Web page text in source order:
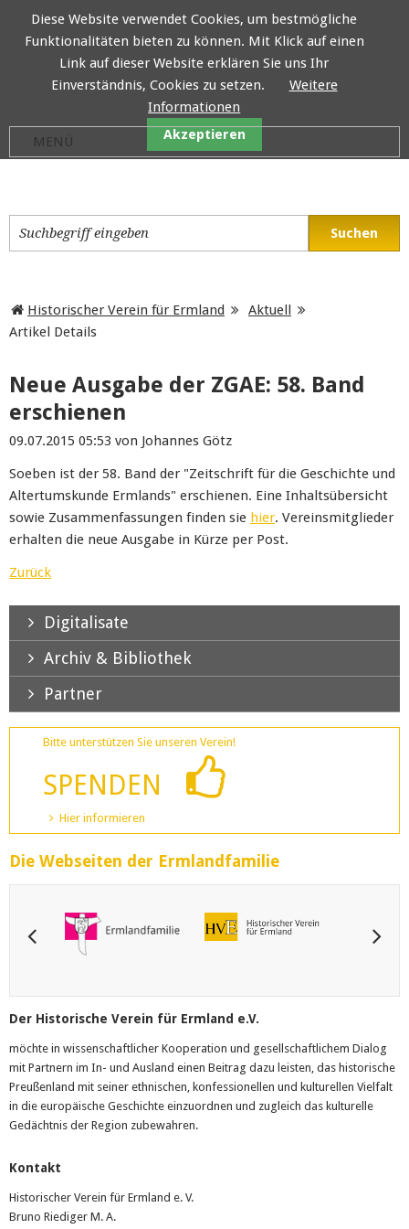
Historischer Verein für Ermland
Aktuell
Artikel Details
Neue Ausgabe der ZGAE: 58. Band
erschienen
09.07.2015 05:53 von Johannes Götz
Soeben ist der 58. Band der "Zeitschrift für die Geschichte und
Altertumskunde Ermlands" erschienen. Eine Inhaltsübersicht
sowie Zusammenfassungen finden sie hier. Vereinsmitglieder
erhalten die neue Ausgabe in Kürze per Post.
Zurück
Digitalisate
Archiv & Bibliothek
Partner
Bitte unterstützen Sie unseren Verein!
SPENDEN
Hier informieren
Die Webseiten der Ermlandfamilie
Der Historische Verein für Ermland e.V.
möchte in wissenschaftlicher Kooperation und gesellschaftlichem Dialog
mit Partnern im In- und Ausland einen Beitrag dazu leisten, das historische
Preußenland mit seiner ethnischen, konfessionellen und kulturellen Vielfalt
in die europäische Geschichte einzuordnen und zugleich das kulturelle
Gedächtnis der Region zubewahren.
Kontakt
Historischer Verein für Ermland e. V.
Bruno Riediger M. A.
Diese Website verwendet Cookies, um bestmögliche
Funktionalitäten bieten zu können. Mit Klick auf einen
Link auf dieser Website erklären Sie uns Ihr
Einverständnis, Cookies zu setzen.
Weitere
Informationen
Akzeptieren